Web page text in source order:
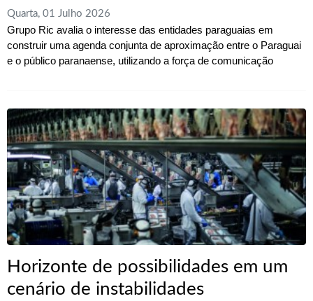
Quarta, 01 Julho 2026
Grupo Ric avalia o interesse das entidades paraguaias em
construir uma agenda conjunta de aproximação entre o Paraguai
e o público paranaense, utilizando a força de comunicação
Horizonte de possibilidades em um
cenário de instabilidades